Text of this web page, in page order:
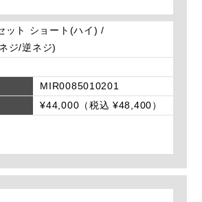
ット ショート(ハイ) /
ジ/逆ネジ)
MIR0085010201
¥44,000（税込 ¥48,400）